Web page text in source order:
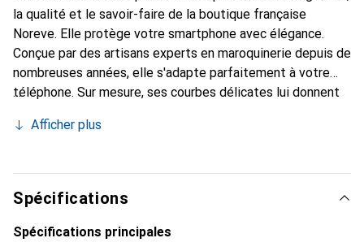
la qualité et le savoir-faire de la boutique française
Noreve. Elle protège votre smartphone avec élégance.
Conçue par des artisans experts en maroquinerie depuis de
nombreuses années, elle s'adapte parfaitement à votre
téléphone. Sur mesure, ses courbes délicates lui donnent
et indispensable pour votre smartphone. Reconnaître
marque Noreve est un choix sûr pour une clientèle
exigeante.
Afficher plus
Spécifications
Spécifications principales